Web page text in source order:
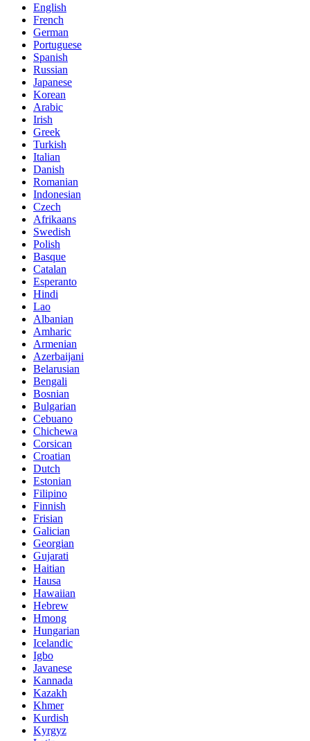
English
French
German
Portuguese
Spanish
Russian
Japanese
Korean
Arabic
Irish
Greek
Turkish
Italian
Danish
Romanian
Indonesian
Czech
Afrikaans
Swedish
Polish
Basque
Catalan
Esperanto
Hindi
Lao
Albanian
Amharic
Armenian
Azerbaijani
Belarusian
Bengali
Bosnian
Bulgarian
Cebuano
Chichewa
Corsican
Croatian
Dutch
Estonian
Filipino
Finnish
Frisian
Galician
Georgian
Gujarati
Haitian
Hausa
Hawaiian
Hebrew
Hmong
Hungarian
Icelandic
Igbo
Javanese
Kannada
Kazakh
Khmer
Kurdish
Kyrgyz